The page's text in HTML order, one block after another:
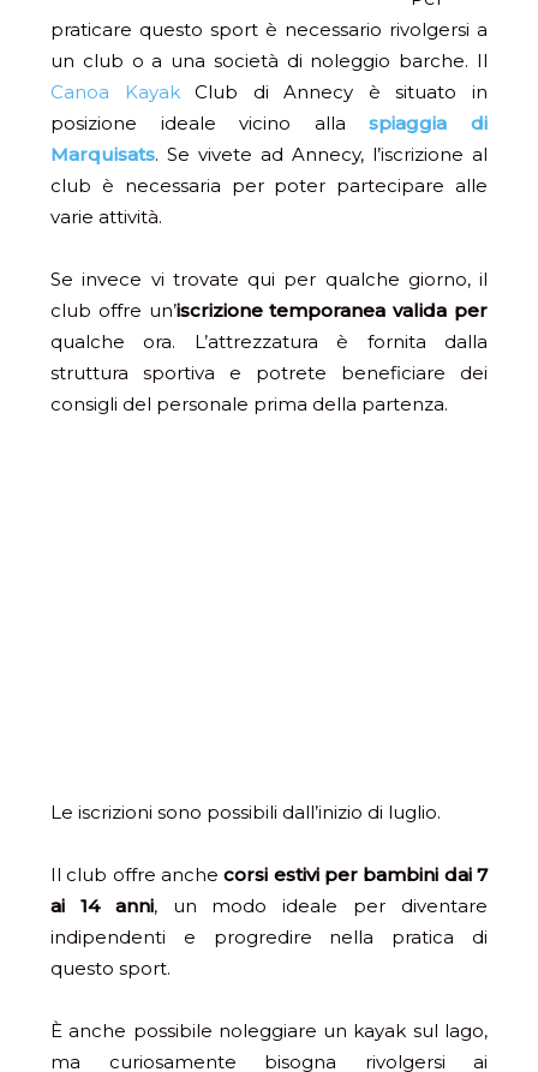
praticare questo sport è necessario rivolgersi a
un club o a una società di noleggio barche. Il
Canoa KayakClub di Annecy è situato in
posizione ideale vicino allaspiaggia di
Marquisats. Se vivete ad Annecy, l’iscrizione al
club è necessaria per poter partecipare alle
varie attività.
Se invece vi trovate qui per qualche giorno, il
club offre un’iscrizione temporanea valida per
qualche ora. L’attrezzatura è fornita dalla
struttura sportiva e potrete beneficiare dei
consigli del personale prima della partenza.
Le iscrizioni sono possibili dall’inizio di luglio.
Il club offre anchecorsi estivi per bambini dai 7
ai 14 anni, un modo ideale per diventare
indipendenti e progredire nella pratica di
questo sport.
È anche possibile noleggiare un kayak sul lago,
ma curiosamente bisogna rivolgersi ai